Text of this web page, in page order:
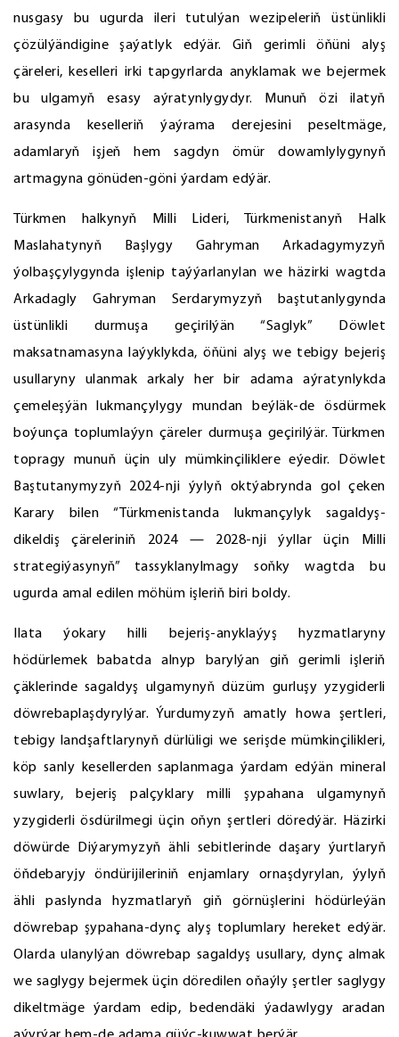
nusgasy bu ugurda ileri tutulýan wezipeleriň üstünlikli
çözülýändigine şaýatlyk edýär. Giň gerimli öňüni alyş
çäreleri, keselleri irki tapgyrlarda anyklamak we bejermek
bu ulgamyň esasy aýratynlygydyr. Munuň özi ilatyň
arasynda keselleriň ýaýrama derejesini peseltmäge,
adamlaryň işjeň hem sagdyn ömür dowamlylygynyň
artmagyna gönüden-göni ýardam edýär.
Türkmen halkynyň Milli Lideri, Türkmenistanyň Halk
Maslahatynyň Başlygy Gahryman Arkadagymyzyň
ýolbaşçylygynda işlenip taýýarlanylan we häzirki wagtda
Arkadagly Gahryman Serdarymyzyň baştutanlygynda
üstünlikli durmuşa geçirilýän “Saglyk” Döwlet
maksatnamasyna laýyklykda, öňüni alyş we tebigy bejeriş
usullaryny ulanmak arkaly her bir adama aýratynlykda
çemeleşýän lukmançylygy mundan beýläk-de ösdürmek
boýunça toplumlaýyn çäreler durmuşa geçirilýär. Türkmen
topragy munuň üçin uly mümkinçiliklere eýedir. Döwlet
Baştutanymyzyň 2024-nji ýylyň oktýabrynda gol çeken
Karary bilen “Türkmenistanda lukmançylyk sagaldyş-
dikeldiş çäreleriniň 2024 — 2028-nji ýyllar üçin Milli
strategiýasynyň” tassyklanylmagy soňky wagtda bu
ugurda amal edilen möhüm işleriň biri boldy.
Ilata ýokary hilli bejeriş-anyklaýyş hyzmatlaryny
hödürlemek babatda alnyp barylýan giň gerimli işleriň
çäklerinde sagaldyş ulgamynyň düzüm gurluşy yzygiderli
döwrebaplaşdyrylýar. Ýurdumyzyň amatly howa şertleri,
tebigy landşaftlarynyň dürlüligi we serişde mümkinçilikleri,
köp sanly kesellerden saplanmaga ýardam edýän mineral
suwlary, bejeriş palçyklary milli şypahana ulgamynyň
yzygiderli ösdürilmegi üçin oňyn şertleri döredýär. Häzirki
döwürde Diýarymyzyň ähli sebitlerinde daşary ýurtlaryň
öňdebaryjy öndürijileriniň enjamlary ornaşdyrylan, ýylyň
ähli paslynda hyzmatlaryň giň görnüşlerini hödürleýän
döwrebap şypahana-dynç alyş toplumlary hereket edýär.
Olarda ulanylýan döwrebap sagaldyş usullary, dynç almak
we saglygy bejermek üçin döredilen oňaýly şertler saglygy
dikeltmäge ýardam edip, bedendäki ýadawlygy aradan